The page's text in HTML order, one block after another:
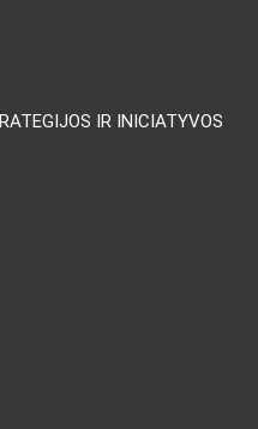
IR INICIATYVOS